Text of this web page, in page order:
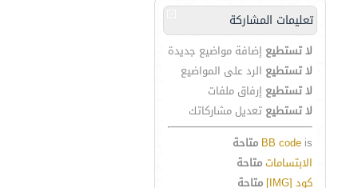
تعليمات المشاركة
لا تستطيع إضافة مواضيع جديدة
لا تستطيع الرد على المواضيع
لا تستطيع إرفاق ملفات
لا تستطيع تعديل مشاركاتك
BB code is
متاحة
الابتساماتمتاحة
كود [IMG]
متاحة